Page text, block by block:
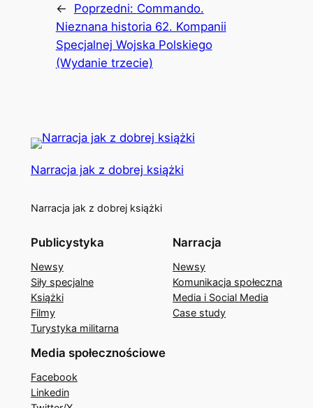
← Poprzedni: Commando.
Nieznana historia 62. Kompanii
Specjalnej Wojska Polskiego
(Wydanie trzecie)
Narracja jak z dobrej książki
Narracja jak z dobrej książki
Publicystyka
Newsy
Siły specjalne
Książki
Filmy
Turystyka militarna
Narracja
Newsy
Komunikacja społeczna
Media i Social Media
Case study
Media społecznościowe
Facebook
Linkedin